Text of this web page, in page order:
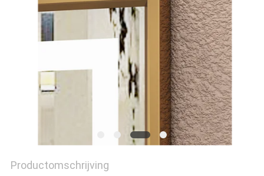
SITEMAP
PRIVACYBELEID
Productomschrijving